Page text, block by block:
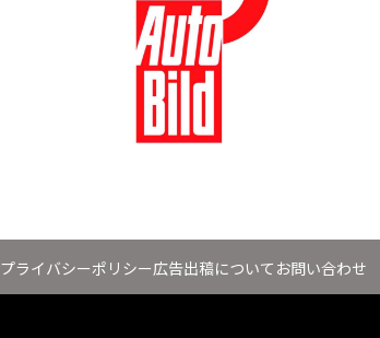
プライバシーポリシー広告出稿について お問い合わせ